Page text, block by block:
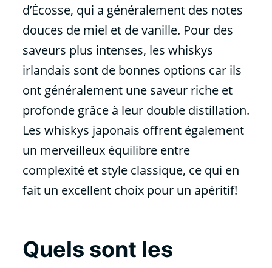
d’Écosse, qui a généralement des notes
douces de miel et de vanille. Pour des
saveurs plus intenses, les whiskys
irlandais sont de bonnes options car ils
ont généralement une saveur riche et
profonde grâce à leur double distillation.
Les whiskys japonais offrent également
un merveilleux équilibre entre
complexité et style classique, ce qui en
fait un excellent choix pour un apéritif!
Quels sont les